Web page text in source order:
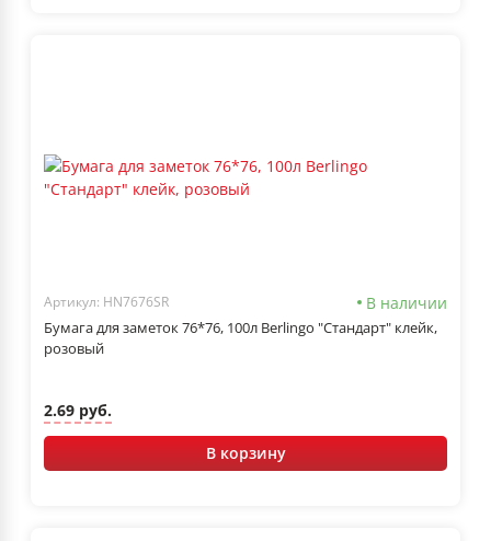
Артикул: HN7676SR В наличии
Бумага для заметок 76*76, 100л Berlingo "Стандарт" клейк,
розовый
2.69 руб.
В корзину